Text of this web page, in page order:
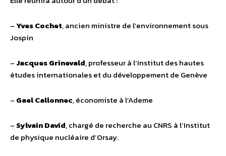
–Yves Cochet, ancien ministre de l’environnement sous
Jospin
– Jacques Grinevald, professeur à l’Institut des hautes
études internationales et du développement de Genève
– Gael Callonnec, économiste à l’Ademe
– Sylvain David, chargé de recherche au CNRS à l’Institut
de physique nucléaire d’Orsay.